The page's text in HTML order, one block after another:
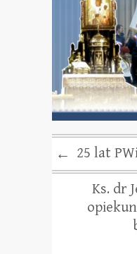
← 25 lat
Ks. dr